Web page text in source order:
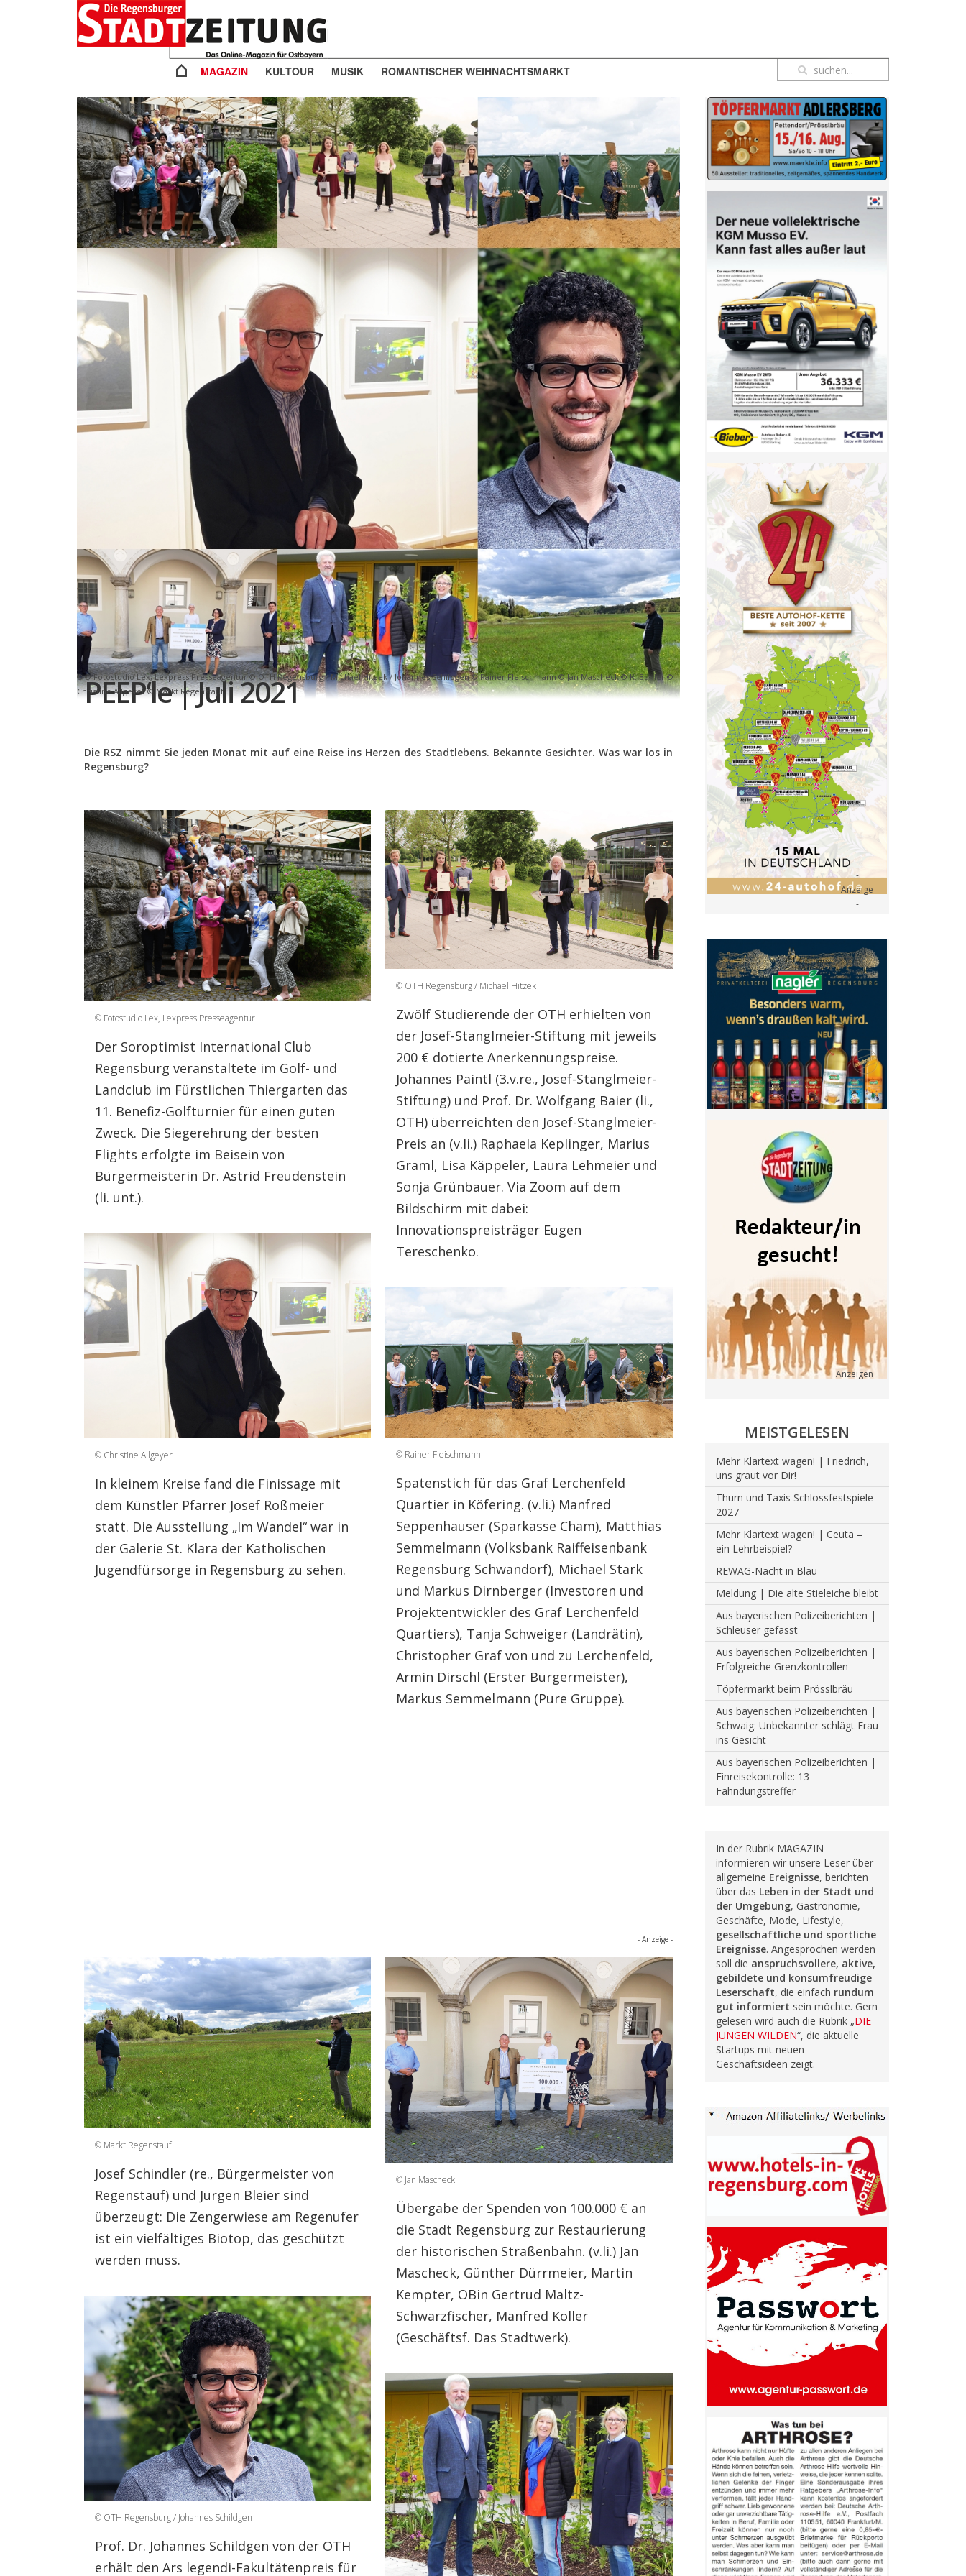
MAGAZIN KULTOUR MUSIK ROMANTISCHER WEIHNACHTSMARKT
© Fotostudio Lex, Lexpress Presseagentur © OTH Regensburg / Michael Hitzek / Johannes Schildgen © Rainer Fleischmann © Jan Mascheck © K. Bühler ©
Christine Allgeyer © Markt Regenstauf
PEEP‘le | Juli 2021
Die RSZ nimmt Sie jeden Monat mit auf eine Reise ins Herzen des Stadtlebens. Bekannte Gesichter. Was war los in
Regensburg?
© Fotostudio Lex, Lexpress Presseagentur
Der Soroptimist International Club
Regensburg veranstaltete im Golf- und
Landclub im Fürstlichen Thiergarten das
11. Benefiz-Golfturnier für einen guten
Zweck. Die Siegerehrung der besten
Flights erfolgte im Beisein von
Bürgermeisterin Dr. Astrid Freudenstein
(li. unt.).
© OTH Regensburg / Michael Hitzek
Zwölf Studierende der OTH erhielten von
der Josef-Stanglmeier-Stiftung mit jeweils
200 € dotierte Anerkennungspreise.
Johannes Paintl (3.v.re., Josef-Stanglmeier-
Stiftung) und Prof. Dr. Wolfgang Baier (li.,
OTH) überreichten den Josef-Stanglmeier-
Preis an (v.li.) Raphaela Keplinger, Marius
Graml, Lisa Käppeler, Laura Lehmeier und
Sonja Grünbauer. Via Zoom auf dem
Bildschirm mit dabei:
Innovationspreisträger Eugen
Tereschenko.
© Christine Allgeyer
In kleinem Kreise fand die Finissage mit
dem Künstler Pfarrer Josef Roßmeier
statt. Die Ausstellung „Im Wandel“ war in
der Galerie St. Klara der Katholischen
Jugendfürsorge in Regensburg zu sehen.
© Rainer Fleischmann
Spatenstich für das Graf Lerchenfeld
Quartier in Köfering. (v.li.) Manfred
Seppenhauser (Sparkasse Cham), Matthias
Semmelmann (Volksbank Raiffeisenbank
Regensburg Schwandorf), Michael Stark
und Markus Dirnberger (Investoren und
Projektentwickler des Graf Lerchenfeld
Quartiers), Tanja Schweiger (Landrätin),
Christopher Graf von und zu Lerchenfeld,
Armin Dirschl (Erster Bürgermeister),
Markus Semmelmann (Pure Gruppe).
- Anzeige -
© Markt Regenstauf
Josef Schindler (re., Bürgermeister von
Regenstauf) und Jürgen Bleier sind
überzeugt: Die Zengerwiese am Regenufer
ist ein vielfältiges Biotop, das geschützt
werden muss.
© Jan Mascheck
Übergabe der Spenden von 100.000 € an
die Stadt Regensburg zur Restaurierung
der historischen Straßenbahn. (v.li.) Jan
Mascheck, Günther Dürrmeier, Martin
Kempter, OBin Gertrud Maltz-
Schwarzfischer, Manfred Koller
(Geschäftsf. Das Stadtwerk).
© OTH Regensburg / Johannes Schildgen
Prof. Dr. Johannes Schildgen von der OTH
erhält den Ars legendi-Fakultätenpreis für
MEISTGELESEN
Mehr Klartext wagen! | Friedrich,
uns graut vor Dir!
Thurn und Taxis Schlossfestspiele
2027
Mehr Klartext wagen! | Ceuta –
ein Lehrbeispiel?
REWAG-Nacht in Blau
Meldung | Die alte Stieleiche bleibt
Aus bayerischen Polizeiberichten |
Schleuser gefasst
Aus bayerischen Polizeiberichten |
Erfolgreiche Grenzkontrollen
Töpfermarkt beim Prösslbräu
Aus bayerischen Polizeiberichten |
Schwaig: Unbekannter schlägt Frau
ins Gesicht
Aus bayerischen Polizeiberichten |
Einreisekontrolle: 13
Fahndungstreffer
In der Rubrik MAGAZIN
informieren wir unsere Leser über
allgemeine Ereignisse, berichten
über das Leben in der Stadt und
der Umgebung, Gastronomie,
Geschäfte, Mode, Lifestyle,
gesellschaftliche und sportliche
Ereignisse. Angesprochen werden
soll die anspruchsvollere, aktive,
gebildete und konsumfreudige
Leserschaft, die einfach rundum
gut informiert sein möchte. Gern
gelesen wird auch die Rubrik „DIE
JUNGEN WILDEN“, die aktuelle
Startups mit neuen
Geschäftsideen zeigt.